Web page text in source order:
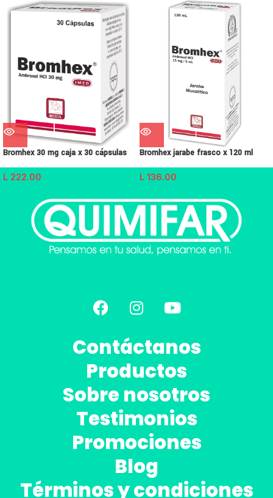
Bromhex 30 mg caja x 30 cápsulas
L 222.00
Bromhex jarabe frasco x 120 ml
L 136.00
Contáctanos
Productos
Sobre nosotros
Testimonios
Promociones
Blog
Términos y condiciones